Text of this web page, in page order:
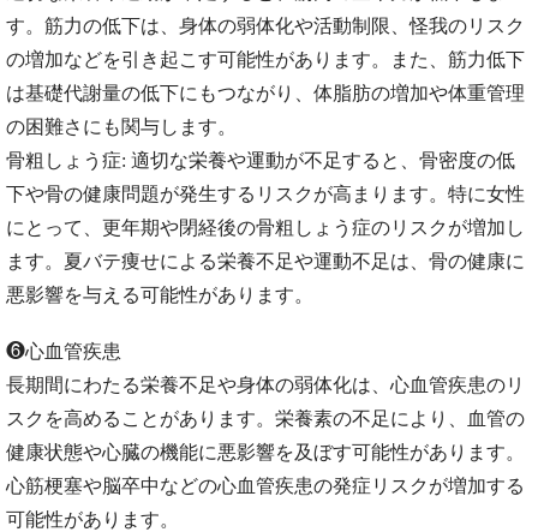
す。筋力の低下は、身体の弱体化や活動制限、怪我のリスク
の増加などを引き起こす可能性があります。また、筋力低下
は基礎代謝量の低下にもつながり、体脂肪の増加や体重管理
の困難さにも関与します。
骨粗しょう症: 適切な栄養や運動が不足すると、骨密度の低
下や骨の健康問題が発生するリスクが高まります。特に女性
にとって、更年期や閉経後の骨粗しょう症のリスクが増加し
ます。夏バテ痩せによる栄養不足や運動不足は、骨の健康に
悪影響を与える可能性があります。
❻心血管疾患
長期間にわたる栄養不足や身体の弱体化は、心血管疾患のリ
スクを高めることがあります。栄養素の不足により、血管の
健康状態や心臓の機能に悪影響を及ぼす可能性があります。
心筋梗塞や脳卒中などの心血管疾患の発症リスクが増加する
可能性があります。